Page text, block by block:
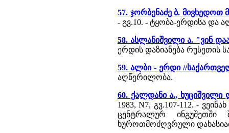
57. ჯორბენაძე ბ. მივხედოთ
- გვ.10. - ტყობა-ერდისა და
58. ასლანიშვილი ა. "ვინ
ერდის დაზიანება
59. ალბი - ერდი //
აღწერილობა.
60. ქალდანი ა., ხუციშვილი
1983, N7, გვ.107-112. -
ცენტრალურ ინგუშეთში
ხუროთმოძღვრული